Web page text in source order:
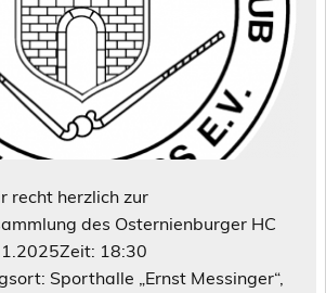
recht herzlich zur
des Osternienburger HC
18:30
Sporthalle „Ernst Messinger“,